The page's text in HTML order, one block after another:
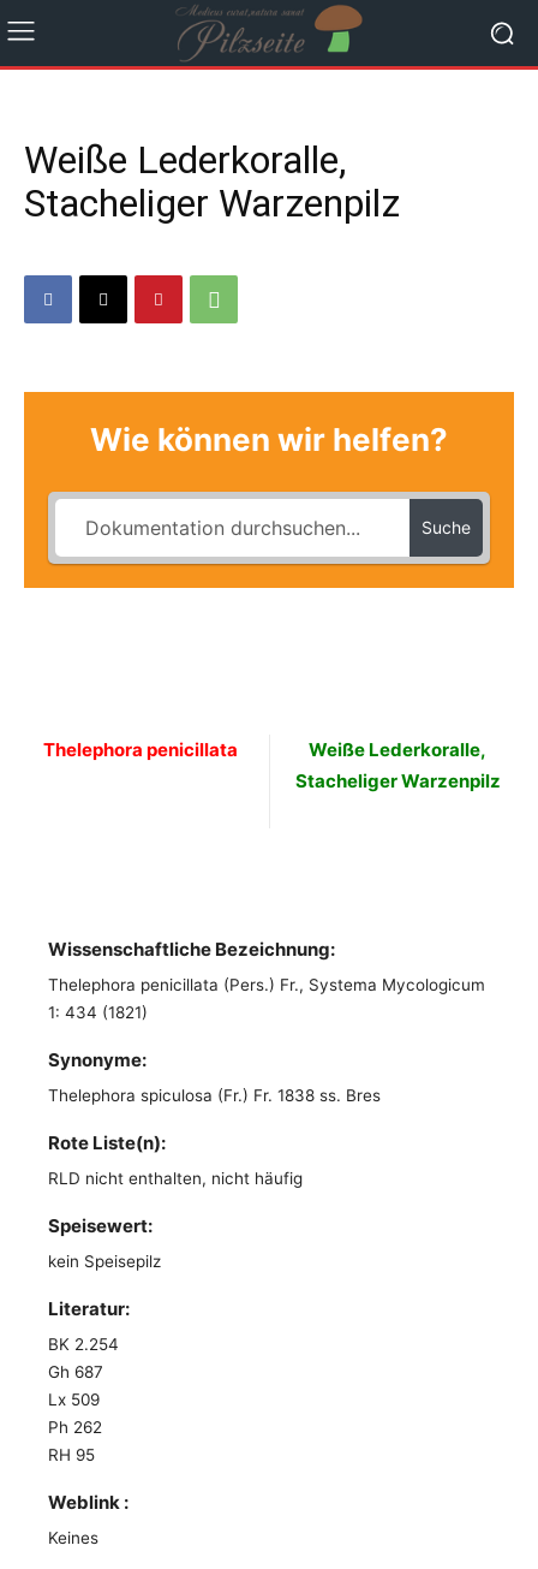
Weiße Lederkoralle,
Stacheliger Warzenpilz
Wie können wir helfen?
Suche
Thelephora penicillata
Weiße Lederkoralle,
Stacheliger Warzenpilz
Wissenschaftliche Bezeichnung:
Thelephora penicillata (Pers.) Fr., Systema Mycologicum
1: 434 (1821)
Synonyme:
Thelephora spiculosa (Fr.) Fr. 1838 ss. Bres
Rote Liste(n):
RLD nicht enthalten, nicht häufig
Speisewert:
kein Speisepilz
Literatur:
BK 2.254
Gh 687
Lx 509
Ph 262
RH 95
Weblink :
Keines